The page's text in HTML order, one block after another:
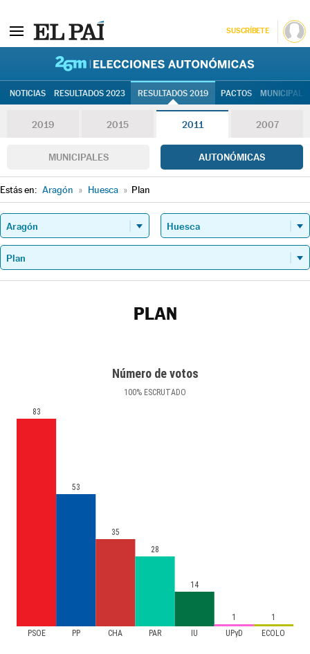
SUSCRÍBETE
NOTICIAS RESULTADOS 2023 RESULTADOS 2019 PACTOS
2019 2015 2011 2007
MUNICIPALES AUTONÓMICAS
Estás en: Aragón » Huesca » Plan
PLAN
Número de votos
100% ESCRUTADO
PSOE PP CHA PAR IU UPyD ECOLO
83
53
35
28
14
1 1